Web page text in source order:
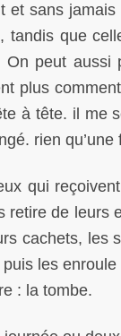
et sans
que
On peut
plus
à tête. il me
rien qu’une
qui
retire de leurs
cachets, les
les
: la tombe.